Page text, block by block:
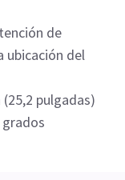
de
ubicación del
pulgadas)
grados